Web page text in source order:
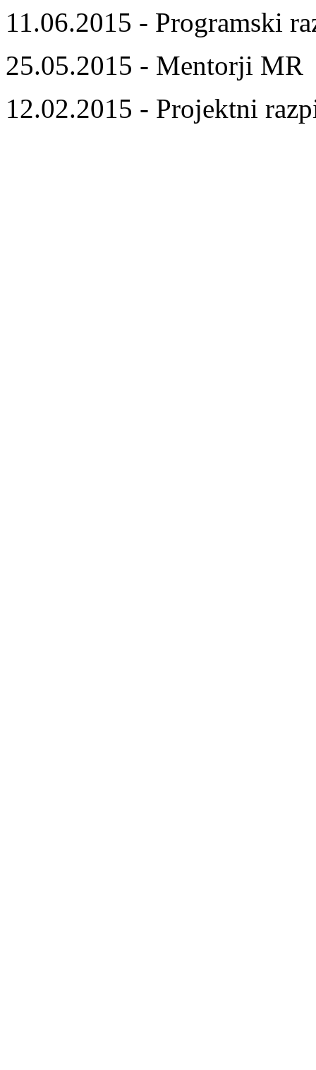
11.06.2015 - Programski
25.05.2015 - Mentorji MR
12.02.2015 - Projektni